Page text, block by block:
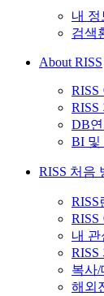
내 정
검색
About RISS
RISS
RISS
DB
BI 및
RISS 처음
RISS
RISS
내 관
RISS
복사/
해외